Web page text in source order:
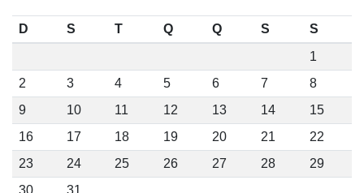
D S T Q Q S
S
1
2
3 4 5 6 7
8
9
10 11 12 13 14
15
16
17 18 19 20 21
22
23
24 25 26 27 28
29
30
31